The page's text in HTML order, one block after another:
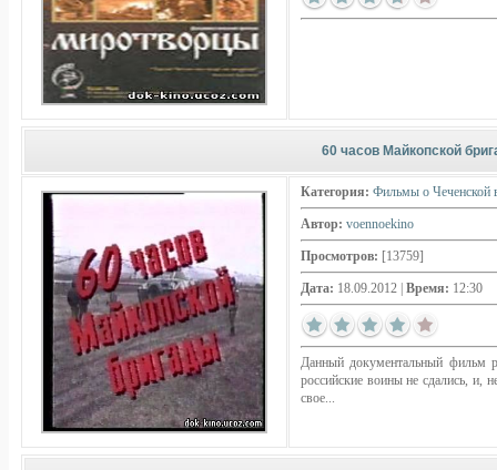
60 часов Майкопской
Категория: Фильмы о Чеченской
Автор: voennoekino
Просмотров: [13759]
Дата: 18.09.2012 Время: 12:30
Данный документальный фильм
российские воины не сдались, и,
свое...